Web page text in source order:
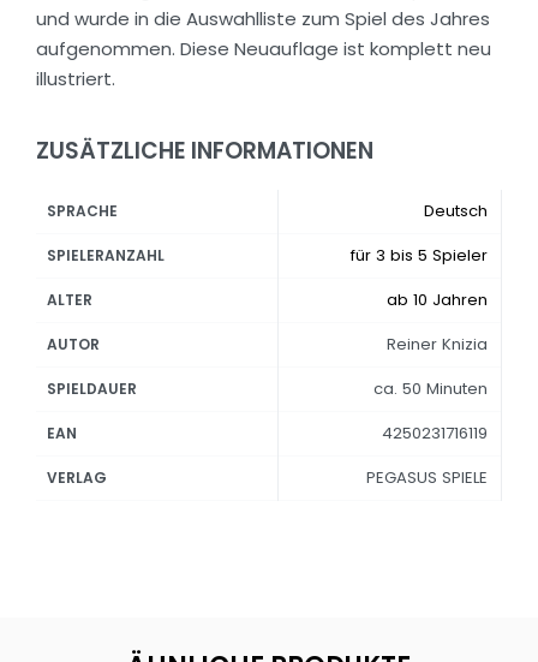
und wurde in die Auswahlliste zum Spiel des Jahres
aufgenommen. Diese Neuauflage ist komplett neu
illustriert.
ZUSÄTZLICHE INFORMATIONEN
SPRACHE Deutsch
SPIELERANZAHL für 3 bis 5 Spieler
ALTER ab 10 Jahren
AUTOR Reiner Knizia
SPIELDAUER ca. 50 Minuten
EAN 4250231716119
VERLAG PEGASUS SPIELE